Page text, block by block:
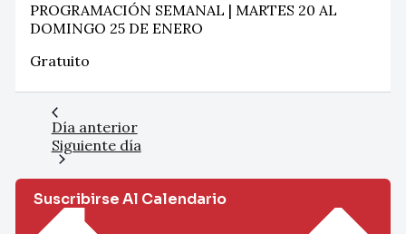
PROGRAMACIÓN SEMANAL | MARTES 20 AL
DOMINGO 25 DE ENERO
Gratuito
Día anterior
Siguiente día
Suscribirse Al Calendario